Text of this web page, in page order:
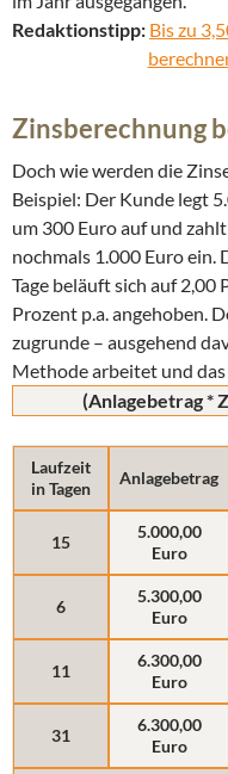
Redaktionstipp: Bis zu
Zinsberechnung
Doch wie werden die
Beispiel: Der Kunde legt
um 300 Euro auf und
nochmals 1.000 Euro ein.
Tage beläuft sich auf 2,00
Prozent p.a. angehoben.
zugrunde – ausgehend
Methode arbeitet und das
(Anlagebetrag *
Laufzeit
in Tagen
Anlagebetrag
15
5.000,00
Euro
6
5.300,00
Euro
11
6.300,00
Euro
31
6.300,00
Euro